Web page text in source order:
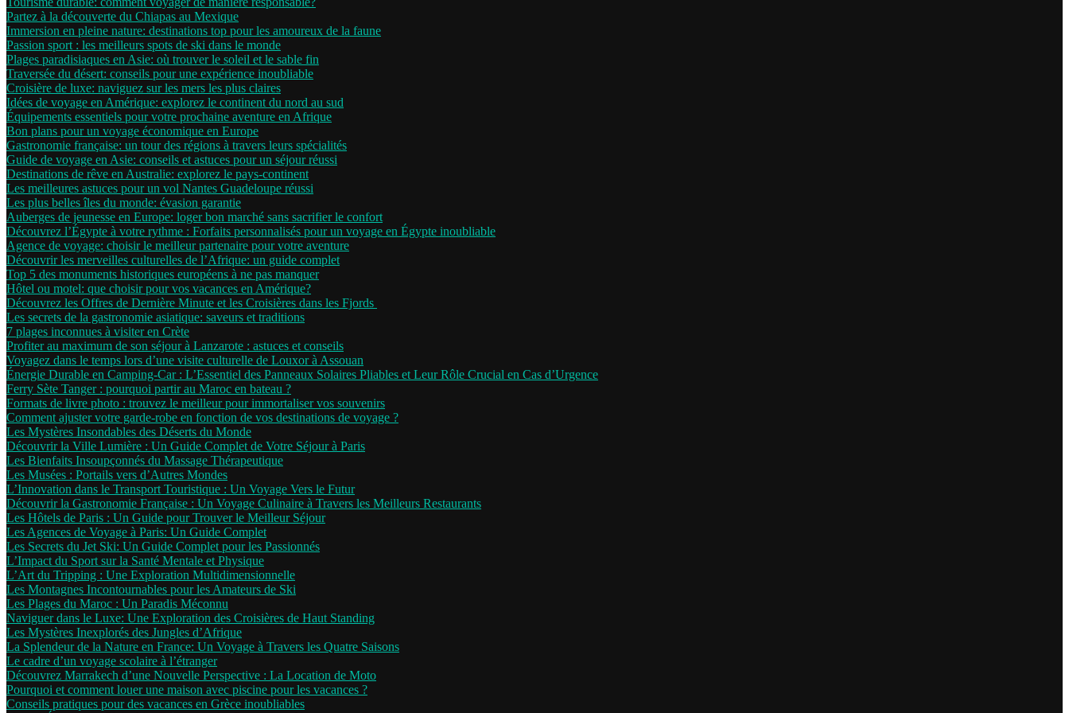
Partez à la découverte du Chiapas au Mexique
Immersion en pleine nature: destinations top pour les amoureux de la faune
Passion sport : les meilleurs spots de ski dans le monde
Plages paradisiaques en Asie: où trouver le soleil et le sable fin
Traversée du désert: conseils pour une expérience inoubliable
Croisière de luxe: naviguez sur les mers les plus claires
Idées de voyage en Amérique: explorez le continent du nord au sud
Équipements essentiels pour votre prochaine aventure en Afrique
Bon plans pour un voyage économique en Europe
Gastronomie française: un tour des régions à travers leurs spécialités
Guide de voyage en Asie: conseils et astuces pour un séjour réussi
Destinations de rêve en Australie: explorez le pays-continent
Les meilleures astuces pour un vol Nantes Guadeloupe réussi
Les plus belles îles du monde: évasion garantie
Auberges de jeunesse en Europe: loger bon marché sans sacrifier le confort
Découvrez l’Égypte à votre rythme : Forfaits personnalisés pour un voyage en Égypte inoubliable
Agence de voyage: choisir le meilleur partenaire pour votre aventure
Découvrir les merveilles culturelles de l’Afrique: un guide complet
Top 5 des monuments historiques européens à ne pas manquer
Hôtel ou motel: que choisir pour vos vacances en Amérique?
Découvrez les Offres de Dernière Minute et les Croisières dans les Fjords
Les secrets de la gastronomie asiatique: saveurs et traditions
7 plages inconnues à visiter en Crète
Profiter au maximum de son séjour à Lanzarote : astuces et conseils
Voyagez dans le temps lors d’une visite culturelle de Louxor à Assouan
Énergie Durable en Camping-Car : L’Essentiel des Panneaux Solaires Pliables et Leur Rôle Crucial en Cas d’Urgence
Ferry Sète Tanger : pourquoi partir au Maroc en bateau ?
Formats de livre photo : trouvez le meilleur pour immortaliser vos souvenirs
Comment ajuster votre garde-robe en fonction de vos destinations de voyage ?
Les Mystères Insondables des Déserts du Monde
Découvrir la Ville Lumière : Un Guide Complet de Votre Séjour à Paris
Les Bienfaits Insoupçonnés du Massage Thérapeutique
Les Musées : Portails vers d’Autres Mondes
L’Innovation dans le Transport Touristique : Un Voyage Vers le Futur
Découvrir la Gastronomie Française : Un Voyage Culinaire à Travers les Meilleurs Restaurants
Les Hôtels de Paris : Un Guide pour Trouver le Meilleur Séjour
Les Agences de Voyage à Paris: Un Guide Complet
Les Secrets du Jet Ski: Un Guide Complet pour les Passionnés
L’Impact du Sport sur la Santé Mentale et Physique
L’Art du Tripping : Une Exploration Multidimensionnelle
Les Montagnes Incontournables pour les Amateurs de Ski
Les Plages du Maroc : Un Paradis Méconnu
Naviguer dans le Luxe: Une Exploration des Croisières de Haut Standing
Les Mystères Inexplorés des Jungles d’Afrique
La Splendeur de la Nature en France: Un Voyage à Travers les Quatre Saisons
Le cadre d’un voyage scolaire à l’étranger
Découvrez Marrakech d’une Nouvelle Perspective : La Location de Moto
Pourquoi et comment louer une maison avec piscine pour les vacances ?
Conseils pratiques pour des vacances en Grèce inoubliables